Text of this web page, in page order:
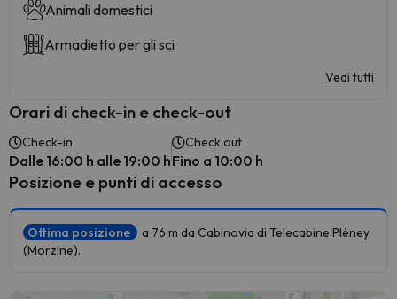
Animali domestici
Armadietto per gli sci
Vedi tutti
Orari di check-in e check-out
Check-in
Dalle 16:00 h alle 19:00 h
Check out
Fino a 10:00 h
Posizione e punti di accesso
Ottima posizione
a 76 m da Cabinovia di Telecabine Pléney
(Morzine).